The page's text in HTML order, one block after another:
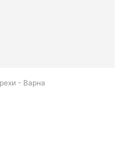
- Варна